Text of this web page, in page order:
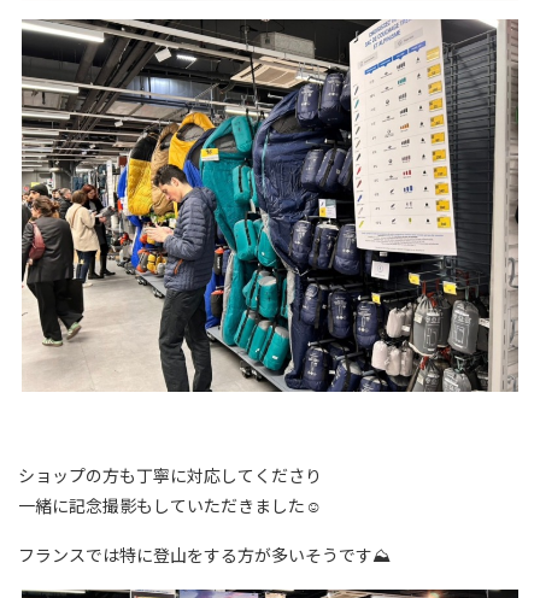
ショップの方も丁寧に対応してくださり
一緒に記念撮影もしていただきました☺️
フランスでは特に登山をする方が多いそうです⛰️